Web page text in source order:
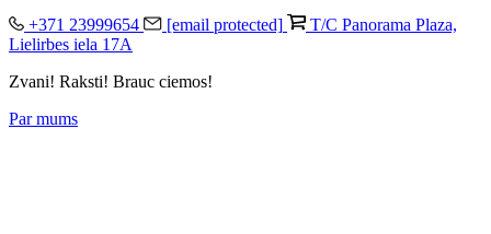
+371 23999654 [email protected]
T/C Panorama Plaza,
Lielirbes iela 17A
Zvani! Raksti! Brauc ciemos!
Par mums